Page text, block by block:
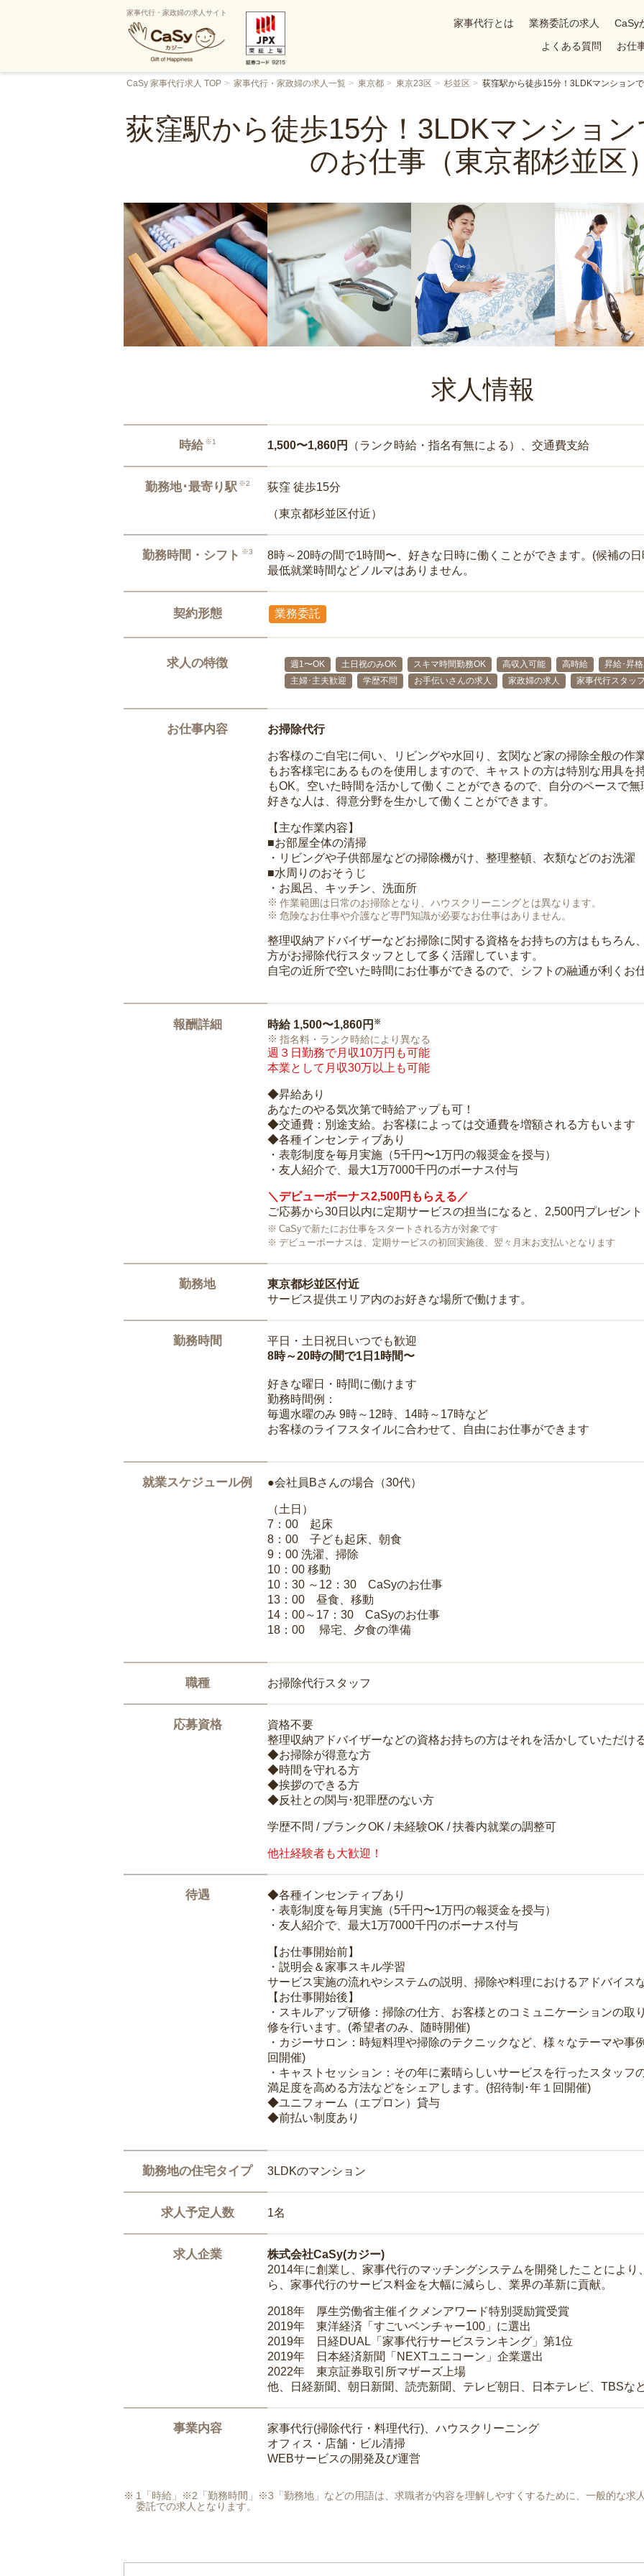
家事代行・家政婦の求人サイト
家事代行とは 業務委託の求人 CaSy
よくある質問
お仕
CaSy 家事代行求人 TOP 家事代行・家政婦の求人一覧 東京都 東京23区 杉並区 荻窪駅から徒歩15分！3LDKマンション
荻窪駅から徒歩15分！3LDKマンショ
のお仕事（東京都杉並区）
求人情報
時給 ※1 1,500〜1,860円 （ランク時給・指名有無による）、交通費支給
勤務地･最寄り駅 ※2 荻窪 徒歩15分
（東京都杉並区付近）
勤務時間・シフト ※3
8時～20時の間で1時間〜、好きな日時に働くことができます。(候補の
最低就業時間などノルマはありません。
契約形態 業務委託
求人の特徴 週1〜OK 土日祝のみOK スキマ時間勤務OK 高収入可能 高時給 昇給･昇格
主婦･主夫歓迎
学歴不問 お手伝いさんの求人 家政婦の求人 家事代行スタッ
お仕事内容 お掃除代行
お客様のご自宅に伺い、リビングや水回り、玄関など家の掃除全般の作
もお客様宅にあるものを使用しますので、キャストの方は特別な用具を
もOK。空いた時間を活かして働くことができるので、自分のペースで
好きな人は、得意分野を生かして働くことができます。
【主な作業内容】
■お部屋全体の清掃
・リビングや子供部屋などの掃除機がけ、整理整頓、衣類などのお洗濯
■水周りのおそうじ
・お風呂、キッチン、洗面所
作業範囲は日常のお掃除となり、ハウスクリーニングとは異なります。
危険なお仕事や介護など専門知識が必要なお仕事はありません。
整理収納アドバイザーなどお掃除に関する資格をお持ちの方はもちろん
方がお掃除代行スタッフとして多く活躍しています。
自宅の近所で空いた時間にお仕事ができるので、シフトの融通が利くお
報酬詳細 時給 1,500〜1,860円 ※
指名料・ランク時給により異なる
週３日勤務で月収10万円も可能
本業として月収30万以上も可能
◆昇給あり
あなたのやる気次第で時給アップも可！
◆交通費：別途支給。お客様によっては交通費を増額される方もいます
◆各種インセンティブあり
・表彰制度を毎月実施（5千円〜1万円の報奨金を授与）
・友人紹介で、最大1万7000千円のボーナス付与
＼デビューボーナス2,500円もらえる／
ご応募から30日以内に定期サービスの担当になると、2,500円プレゼント
CaSyで新たにお仕事をスタートされる方が対象です
デビューボーナスは、定期サービスの初回実施後、翌々月末お支払いとなります
勤務地
東京都杉並区付近
サービス提供エリア内のお好きな場所で働けます。
勤務時間
平日・土日祝日いつでも歓迎
8時～20時の間で1日1時間〜
好きな曜日・時間に働けます
勤務時間例：
毎週水曜のみ 9時～12時、14時～17時など
お客様のライフスタイルに合わせて、自由にお仕事ができます
就業スケジュール例 ●会社員Bさんの場合（30代）
（土日）
7：00 起床
8：00 子ども起床、朝食
9：00 洗濯、掃除
10：00 移動
10：30 ～12：30 CaSyのお仕事
13：00 昼食、移動
14：00～17：30 CaSyのお仕事
18：00 帰宅、夕食の準備
職種 お掃除代行スタッフ
応募資格
資格不要
整理収納アドバイザーなどの資格お持ちの方はそれを活かしていただけ
◆お掃除が得意な方
◆時間を守れる方
◆挨拶のできる方
◆反社との関与･犯罪歴のない方
学歴不問 / ブランクOK / 未経験OK / 扶養内就業の調整可
他社経験者も大歓迎！
待遇
◆各種インセンティブあり
・表彰制度を毎月実施（5千円〜1万円の報奨金を授与）
・友人紹介で、最大1万7000千円のボーナス付与
【お仕事開始前】
・説明会＆家事スキル学習
サービス実施の流れやシステムの説明、掃除や料理におけるアドバイス
【お仕事開始後】
・スキルアップ研修：掃除の仕方、お客様とのコミュニケーションの
修を行います。(希望者のみ、随時開催)
・カジーサロン：時短料理や掃除のテクニックなど、様々なテーマや事
回開催)
・キャストセッション：その年に素晴らしいサービスを行ったスタッ
満足度を高める方法などをシェアします。(招待制･年１回開催)
◆ユニフォーム（エプロン）貸与
◆前払い制度あり
勤務地の住宅タイプ 3LDKのマンション
求人予定人数 1名
求人企業
株式会社CaSy(カジー)
2014年に創業し、家事代行のマッチングシステムを開発したことによ
ら、家事代行のサービス料金を大幅に減らし、業界の革新に貢献。
2018年 厚生労働省主催イクメンアワード特別奨励賞受賞
2019年 東洋経済「すごいベンチャー100」に選出
2019年 日経DUAL「家事代行サービスランキング」第1位
2019年 日本経済新聞「NEXTユニコーン」企業選出
2022年 東京証券取引所マザーズ上場
他、日経新聞、朝日新聞、読売新聞、テレビ朝日、日本テレビ、TBSな
事業内容
家事代行(掃除代行・料理代行)、ハウスクリーニング
オフィス・店舗・ビル清掃
WEBサービスの開発及び運営
1「時給」※2「勤務時間」※3「勤務地」などの用語は、求職者が内容を理解しやすくするために、一般的な求
委託での求人となります。